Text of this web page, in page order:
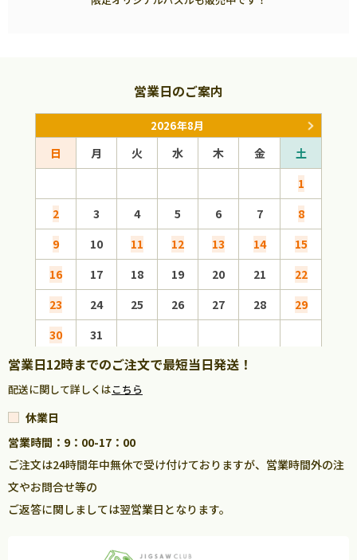
営業日のご案内
2026年8月
日 月 火 水 木 金
土
1
2
3 4 5 6 7
8
9
10 11 12 13 14
15
16
17 18 19 20 21
22
23
24 25 26 27 28
29
30
31
営業日12時までのご注文で最短当日発送！
配送に関して詳しくはこちら
休業日
営業時間：9：00-17：00
ご注文は24時間年中無休で受け付けておりますが、営業時間外の注
文やお問合せ等の
ご返答に関しましては翌営業日となります。